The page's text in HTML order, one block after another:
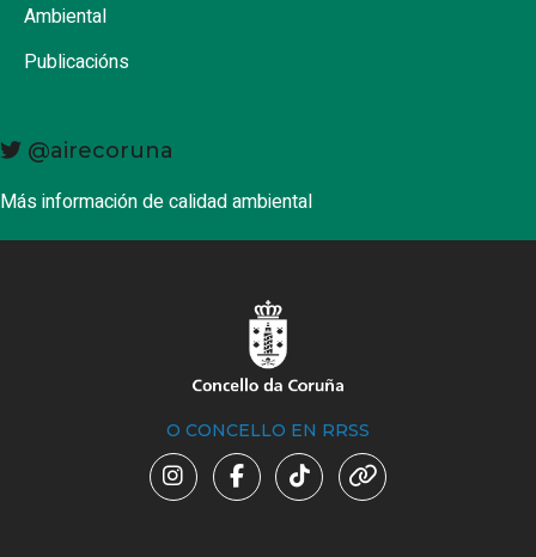
Ambiental
Publicacións
@airecoruna
Más información de calidad ambiental
O CONCELLO EN RRSS